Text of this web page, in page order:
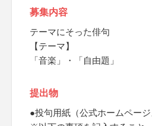
募集内容
テーマにそった俳句
【テーマ】
「音楽」・「自由題」
提出物
●投句用紙（公式ホームページ